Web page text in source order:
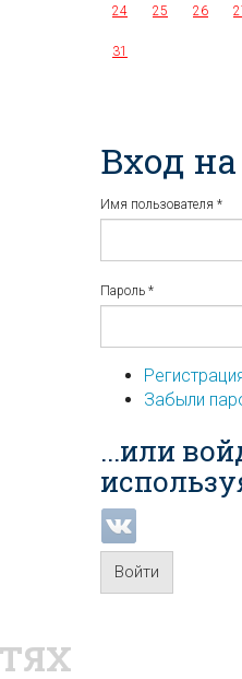
24 25 26
31
Вход
Имя пользователя *
Пароль *
Забыли
...или
Войти